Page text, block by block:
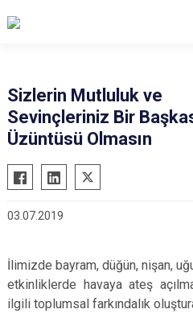
Sizlerin Mutluluk ve
Sevinçleriniz Bir
Üzüntüsü Olmasın
03.07.2019
İlimizde bayram, düğün, nişan,
etkinliklerde havaya ateş
ilgili toplumsal farkındalık